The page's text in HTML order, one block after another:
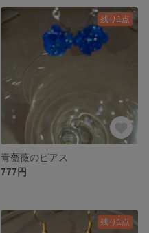
残り1点
青薔薇のピアス
777円
残り1点